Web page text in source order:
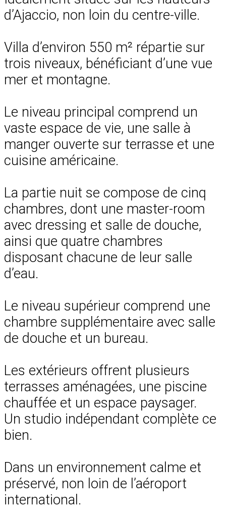
d’Ajaccio, non loin du centre-ville.
Villa d’environ 550 m² répartie sur
trois niveaux, bénéficiant d’une vue
mer et montagne.
Le niveau principal comprend un
vaste espace de vie, une salle à
manger ouverte sur terrasse et une
cuisine américaine.
La partie nuit se compose de cinq
chambres, dont une master-room
avec dressing et salle de douche,
ainsi que quatre chambres
disposant chacune de leur salle
d’eau.
Le niveau supérieur comprend une
chambre supplémentaire avec salle
de douche et un bureau.
Les extérieurs offrent plusieurs
terrasses aménagées, une piscine
chauffée et un espace paysager.
Un studio indépendant complète ce
bien.
Dans un environnement calme et
préservé, non loin de l’aéroport
international.